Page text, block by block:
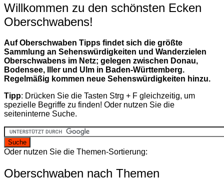
Willkommen zu den schönsten Ecken
Oberschwabens!
Auf Oberschwaben Tipps findet sich die größte
Sammlung an Sehenswürdigkeiten und Wanderzielen
Oberschwabens im Netz; gelegen zwischen Donau,
Bodensee, Iller und Ulm in Baden-Württemberg.
Regelmäßig kommen neue Sehenswürdigkeiten hinzu.
Tipp: Drücken Sie die Tasten Strg + F gleichzeitig, um
spezielle Begriffe zu finden! Oder nutzen Sie die
seiteninterne Suche.
Oder nutzen Sie die Themen-Sortierung:
Oberschwaben nach Themen